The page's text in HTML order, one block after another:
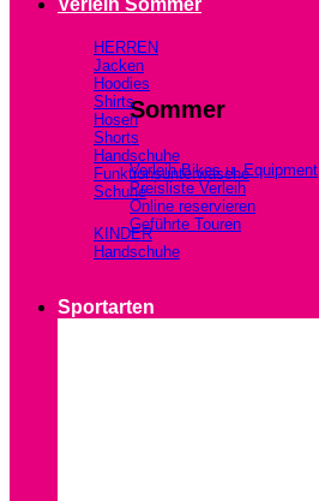
Verleih Sommer
Sommer
Verleih Bikes u. Equipment
Preisliste Verleih
Online reservieren
Geführte Touren
HERREN
Jacken
Hoodies
Shirts
Hosen
Shorts
Handschuhe
Funktionsunterwäsche
Schuhe
KINDER
Handschuhe
Sportarten